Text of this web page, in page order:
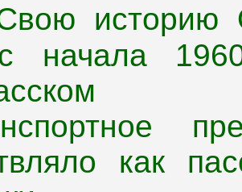
историю
начала
как